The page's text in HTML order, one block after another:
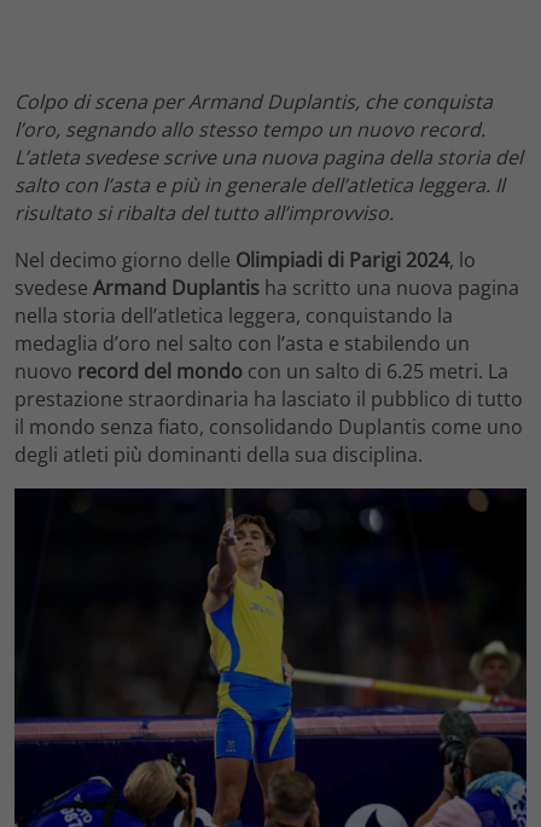
Colpo di scena per Armand Duplantis, che conquista
l’oro, segnando allo stesso tempo un nuovo record.
L’atleta svedese scrive una nuova pagina della storia del
salto con l’asta e più in generale dell’atletica leggera. Il
risultato si ribalta del tutto all’improvviso.
Nel decimo giorno delle Olimpiadi di Parigi 2024, lo
svedese Armand Duplantis ha scritto una nuova pagina
nella storia dell’atletica leggera, conquistando la
medaglia d’oro nel salto con l’asta e stabilendo un
nuovo record del mondo con un salto di 6.25 metri. La
prestazione straordinaria ha lasciato il pubblico di tutto
il mondo senza fiato, consolidando Duplantis come uno
degli atleti più dominanti della sua disciplina.